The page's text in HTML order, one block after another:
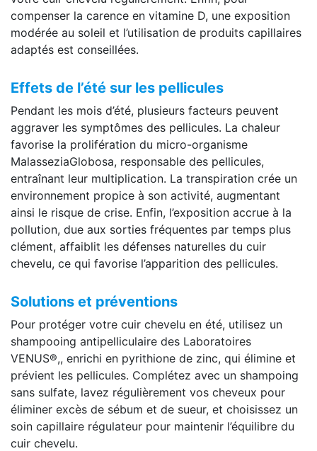
compenser la carence en vitamine D, une exposition
modérée au soleil et l’utilisation de produits capillaires
adaptés est conseillées.
Effets de l’été sur les pellicules
Pendant les mois d’été, plusieurs facteurs peuvent
aggraver les symptômes des pellicules. La chaleur
favorise la prolifération du micro-organisme
MalasseziaGlobosa, responsable des pellicules,
entraînant leur multiplication. La transpiration crée un
environnement propice à son activité, augmentant
ainsi le risque de crise. Enfin, l’exposition accrue à la
pollution, due aux sorties fréquentes par temps plus
clément, affaiblit les défenses naturelles du cuir
chevelu, ce qui favorise l’apparition des pellicules.
Solutions et préventions
Pour protéger votre cuir chevelu en été, utilisez un
shampooing antipelliculaire des Laboratoires
VENUS®,, enrichi en pyrithione de zinc, qui élimine et
prévient les pellicules. Complétez avec un shampoing
sans sulfate, lavez régulièrement vos cheveux pour
éliminer excès de sébum et de sueur, et choisissez un
soin capillaire régulateur pour maintenir l’équilibre du
cuir chevelu.